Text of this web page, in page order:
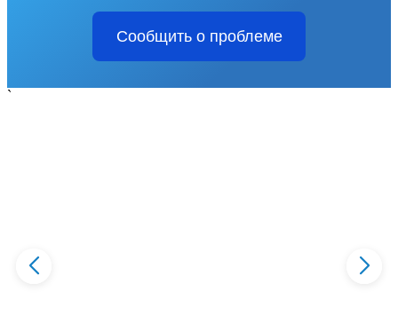
Сообщить о проблеме
`